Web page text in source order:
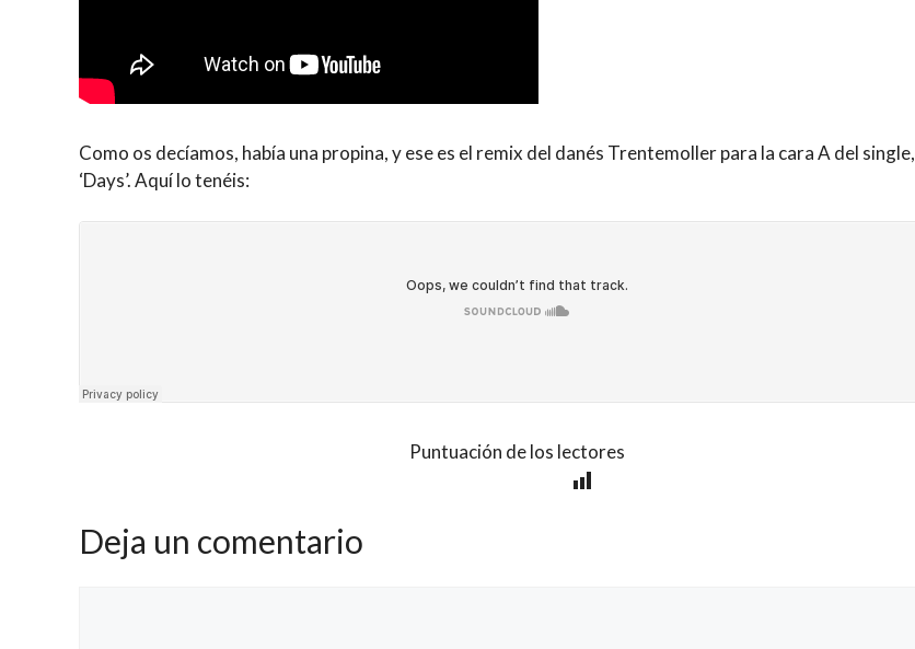
Como os decíamos, había una propina, y ese es el remix del danés Trentemoller para la cara A del single,
‘Days’. Aquí lo tenéis:
Puntuación de los lectores
Deja un comentario